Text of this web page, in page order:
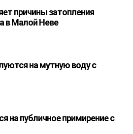
причины затопления
в Малой Неве
на мутную воду с
на публичное примирение с